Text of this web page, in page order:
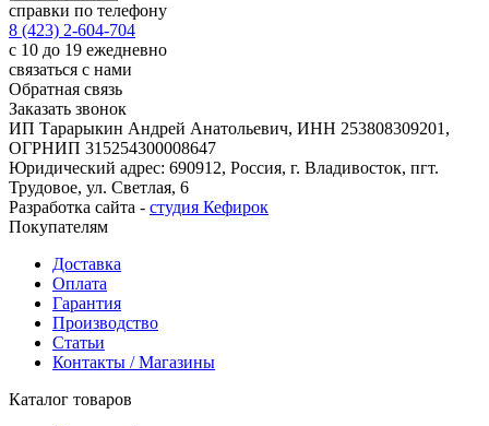
справки по телефону
8 (423) 2-604-704
с 10 до 19 ежедневно
связаться с нами
Обратная связь
Заказать звонок
ИП Тарарыкин Андрей Анатольевич, ИНН 253808309201,
ОГРНИП 315254300008647
Юридический адрес: 690912, Россия, г. Владивосток, пгт.
Трудовое, ул. Светлая, 6
Разработка сайта - студия Кефирок
Покупателям
Доставка
Оплата
Гарантия
Производство
Статьи
Контакты / Магазины
Каталог товаров